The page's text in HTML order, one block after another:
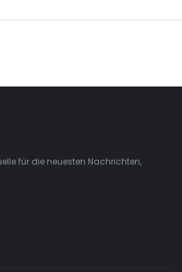
für die neuesten Nachrichten,